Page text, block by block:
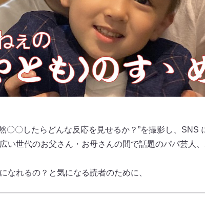
〇〇したらどんな反応を見せるか？”を撮影し、SNS
い世代のお父さん・お母さんの間で話題のパパ芸人
なれるの？と気になる読者のために、